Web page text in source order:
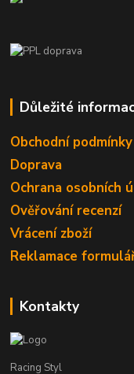
Důležité
Obchodní podmínky
Doprava
Ochrana osobních
Ověřování recenzí
Vrácení zboží
Reklamace
Kontakty
Racing Styl